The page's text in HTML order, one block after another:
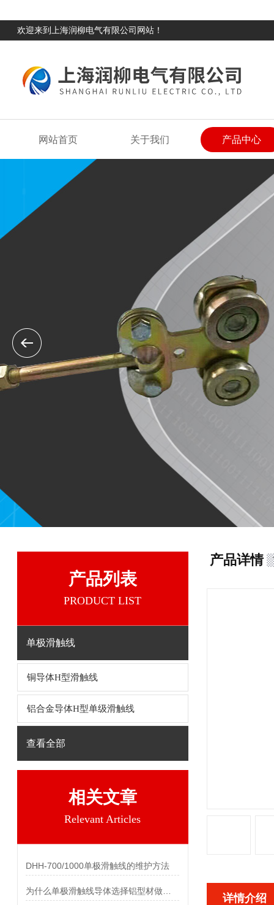
欢迎来到上海润柳电气有限公司网站！
网站首页 关于我们 产品中心
产品列表
PRODUCT LIST
单极滑触线
铜导体H型滑触线
铝合金导体H型单级滑触线
查看全部
相关文章
Relevant Articles
DHH-700/1000单极滑触线的维护方法
产品详情
详情介绍